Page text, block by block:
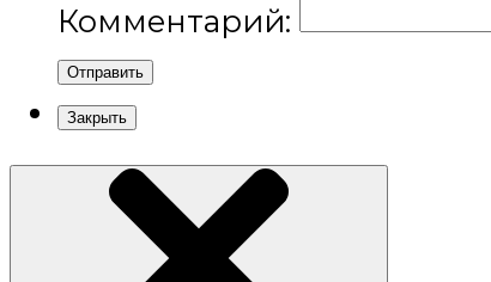
Комментарий:
Отправить
Закрыть